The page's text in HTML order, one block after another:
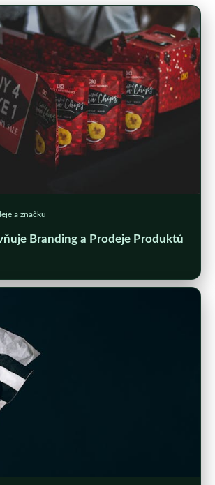
a značku
Branding a Prodeje Produktů